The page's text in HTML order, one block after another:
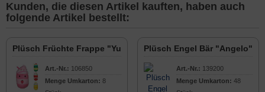
Kunden, die diesen Artikel kauften, haben auch
folgende Artikel bestellt:
Plüsch Früchte Frappe "Yummy" mit Gesicht 45cm
Art.-Nr.: 106850
Menge Umkarton: 8
Plüsch Engel Bär "Angelo"
Art.-Nr.: 139200
Menge Umkarton: 48